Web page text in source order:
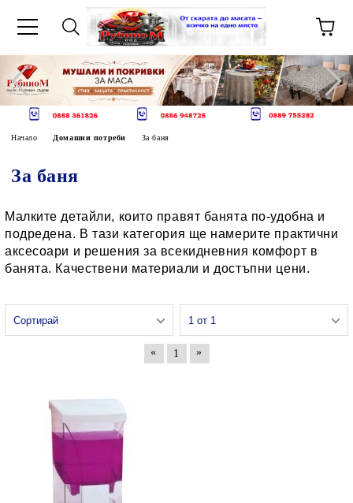
Начало Домашни потреби За баня
За баня
Малките детайли, които правят банята по-удобна и
подредена. В тази категория ще намерите практични
аксесоари и решения за всекидневния комфорт в
банята. Качествени материали и достъпни цени.
« 1 »